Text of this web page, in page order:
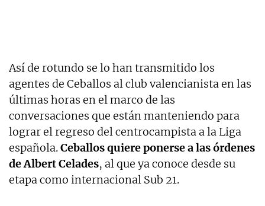
Así de rotundo se lo han transmitido los
agentes de Ceballos al club valencianista en las
últimas horas en el marco de las
conversaciones que están manteniendo para
lograr el regreso del centrocampista a la Liga
española.Ceballos quiere ponerse a las órdenes
de Albert Celades, al que ya conoce desde su
etapa como internacional Sub 21.